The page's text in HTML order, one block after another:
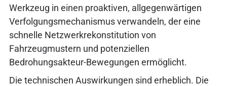
Werkzeug in einen proaktiven, allgegenwärtigen
Verfolgungsmechanismus verwandeln, der eine
schnelle Netzwerkrekonstitution von
Fahrzeugmustern und potenziellen
Bedrohungsakteur-Bewegungen ermöglicht.
Die technischen Auswirkungen sind erheblich. Die